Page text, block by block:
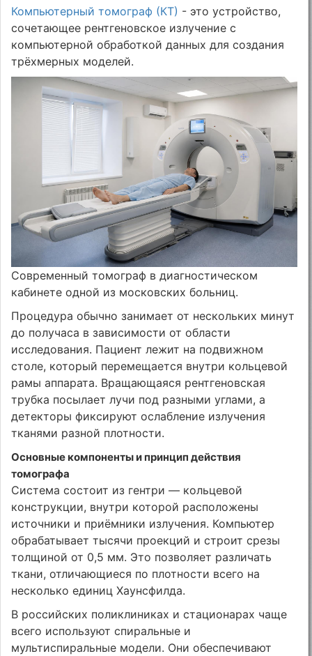
Компьютерный томограф (КТ) - это устройство,
сочетающее рентгеновское излучение с
компьютерной обработкой данных для создания
трёхмерных моделей.
Современный томограф в диагностическом
кабинете одной из московских больниц.
Процедура обычно занимает от нескольких минут
до получаса в зависимости от области
исследования. Пациент лежит на подвижном
столе, который перемещается внутри кольцевой
рамы аппарата. Вращающаяся рентгеновская
трубка посылает лучи под разными углами, а
детекторы фиксируют ослабление излучения
тканями разной плотности.
Основные компоненты и принцип действия
томографа
Система состоит из гентри — кольцевой
конструкции, внутри которой расположены
источники и приёмники излучения. Компьютер
обрабатывает тысячи проекций и строит срезы
толщиной от 0,5 мм. Это позволяет различать
ткани, отличающиеся по плотности всего на
несколько единиц Хаунсфилда.
В российских поликлиниках и стационарах чаще
всего используют спиральные и
мультиспиральные модели. Они обеспечивают